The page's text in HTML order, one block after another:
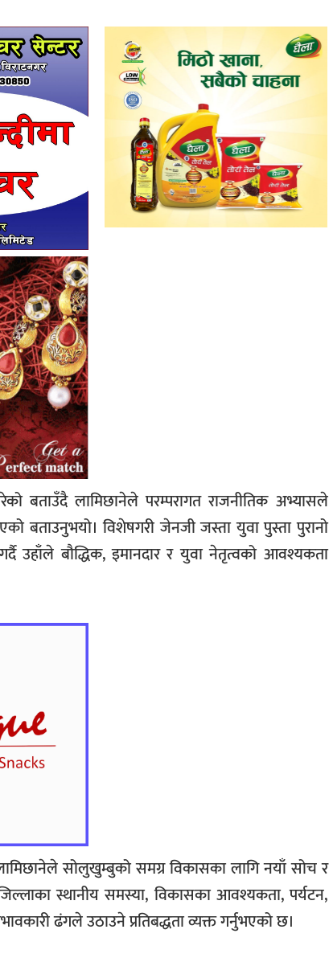
बताउँदै लामिछानेले परम्परागत राजनीतिक अभ्यासले
बताउनुभयो। विशेषगरी जेनजी जस्ता युवा पुस्ता पुरानो
उहाँले बौद्धिक, इमानदार र युवा नेतृत्वको आवश्यकता
सोलुखुम्बुको समग्र विकासका लागि नयाँ सोच र
स्थानीय समस्या, विकासका आवश्यकता, पर्यटन,
ढंगले उठाउने प्रतिबद्धता व्यक्त गर्नुभएको छ।